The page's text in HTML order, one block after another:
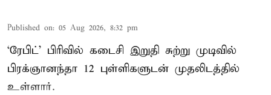
Published on: 05 Aug 2026, 8:32 pm
‘ரேபிட்’ பிரிவில் கடைசி இறுதி சுற்று முடிவில்
பிரக்ஞானந்தா 12 புள்ளிகளுடன் முதலிடத்தில்
உள்ளார்.